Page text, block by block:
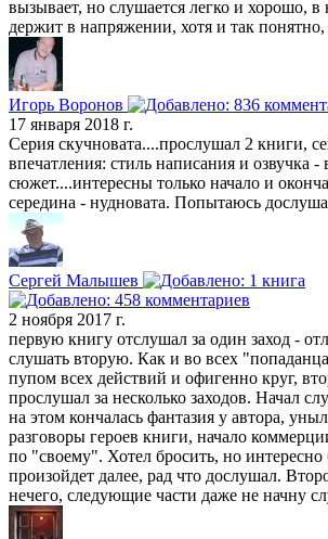
вызывает, но слушается легко и хорошо, в
держит в напряжении, хотя и так понятно,
Игорь Воронов
17 января 2018 г.
Серия скучновата....прослушал 2 книги,
впечатления: стиль написания и озвучка
сюжет....интересны только начало и
середина - нудновата. Попытаюсь
Сергей Малышев
2 ноября 2017 г.
первую книгу отслушал за один заход -
слушать вторую. Как и во всех
пупом всех действий и офигенно круг,
прослушал за несколько заходов. Начал
на этом кончалась фантазия у автора,
разговоры героев книги, начало
по "своему". Хотел бросить, но интересно
произойдет далее, рад что дослушал.
нечего, следующие части даже не начну